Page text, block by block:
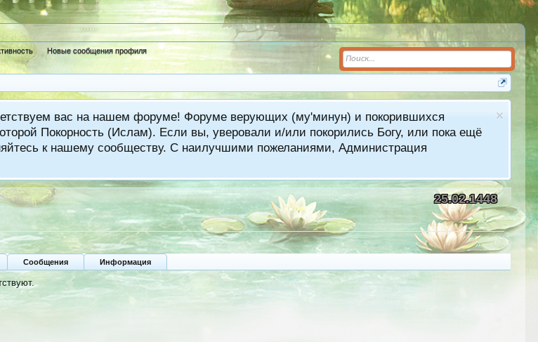
Новые сообщения профиля
вас на нашем форуме! Форуме верующих (му'минун) и покорившихся
Покорность (Ислам). Если вы, уверовали и/или покорились Богу, или пока ещё
к нашему сообществу. С наилучшими пожеланиями, Администрация
25.02.1448
Сообщения Информация